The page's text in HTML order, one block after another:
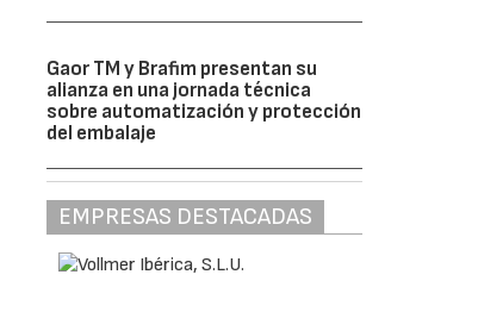
Gaor TM y Brafim presentan su
alianza en una jornada técnica
sobre automatización y protección
del embalaje
EMPRESAS DESTACADAS